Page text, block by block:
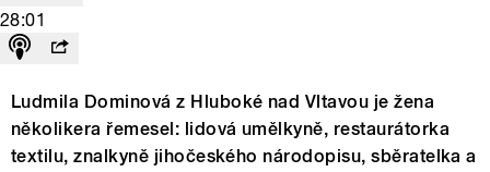
28:01
Ludmila Dominová z Hluboké nad Vltavou je žena
několikera řemesel: lidová umělkyně, restaurátorka
textilu, znalkyně jihočeského národopisu, sběratelka a